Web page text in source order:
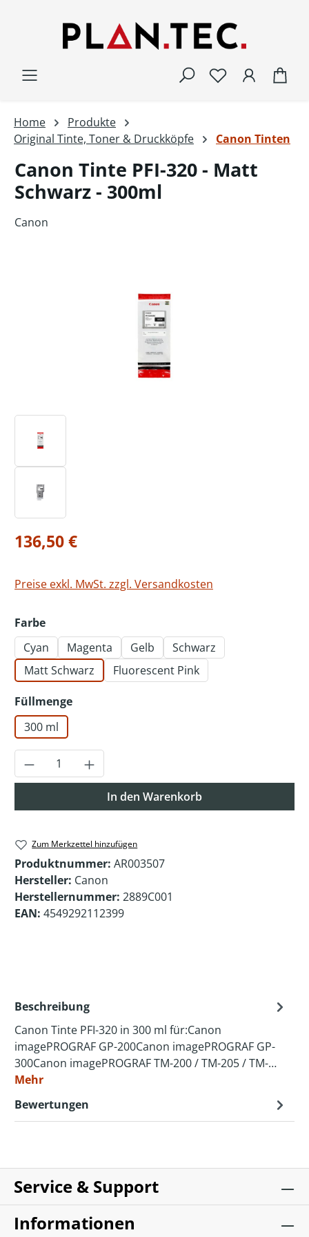
Home
Produkte
Original Tinte, Toner & Druckköpfe
Canon Tinten
Canon Tinte PFI-320 - Matt
Schwarz - 300ml
Canon
Regulärer Preis:
136,50 €
Preise exkl. MwSt. zzgl. Versandkosten
Farbeauswählen
Cyan
Magenta Gelb
Schwarz
Matt Schwarz
Fluorescent Pink
Füllmengeauswählen
300 ml
Produkt Anzahl: Gib den gewünschten
In den Warenkorb
Zum Merkzettel hinzufügen
Produktnummer: AR003507
Hersteller: Canon
Herstellernummer: 2889C001
EAN: 4549292112399
Beschreibung
Canon Tinte PFI-320 in 300 ml für:Canon
imagePROGRAF GP-200Canon imagePROGRAF GP-
300Canon imagePROGRAF TM-200 / TM-205 / TM-…
Mehr
Bewertungen
Service & Support
Informationen